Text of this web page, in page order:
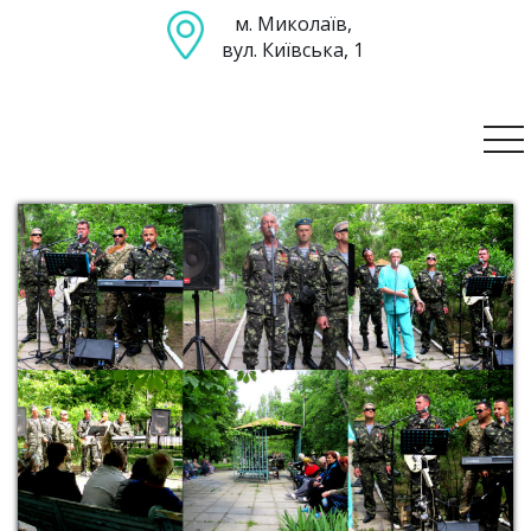
м. Миколаїв,
вул. Київська, 1